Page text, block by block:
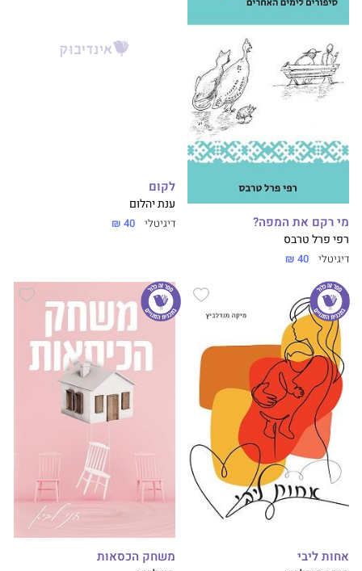
מי רקם את המפה?
רפי פרל טרבס
דיגיטלי 40 ₪
לקום
ענת יהלום
דיגיטלי 40 ₪
אחות ליבי משחק הכסאות